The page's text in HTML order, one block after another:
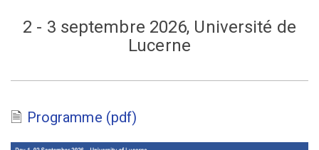
2 - 3 septembre 2026, Université de
Lucerne
Programme (pdf)